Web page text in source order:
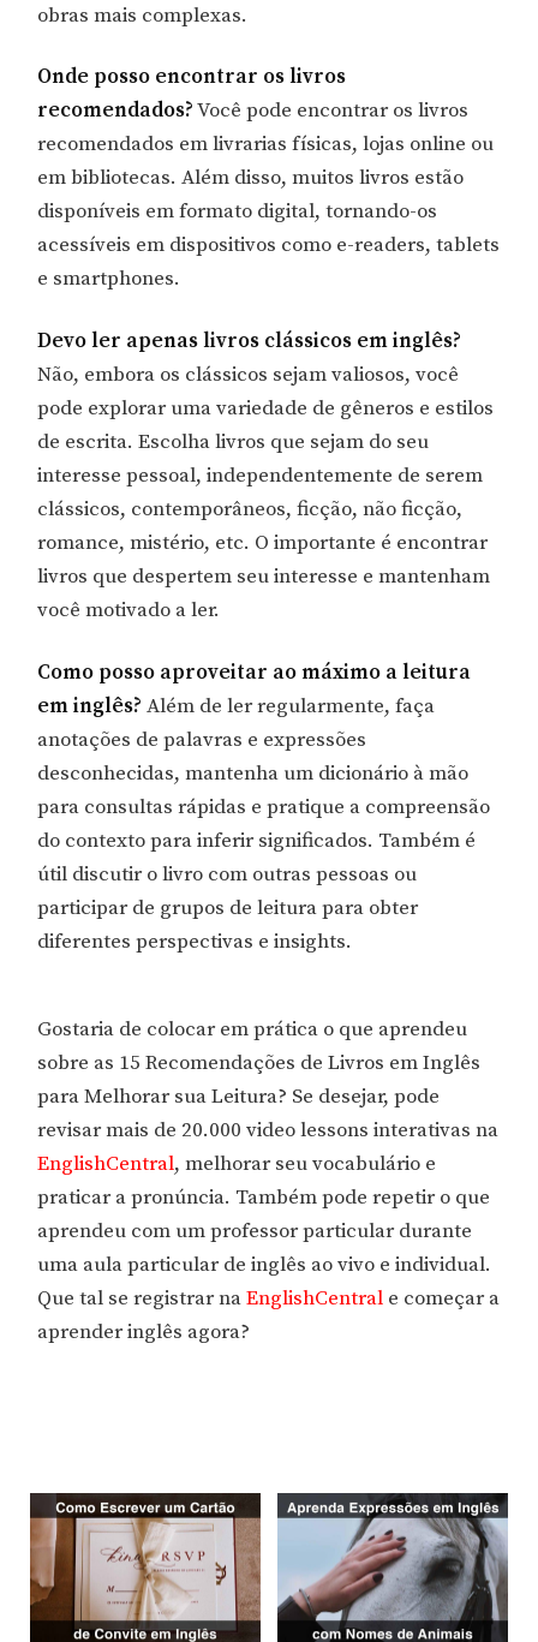
obras mais complexas.
Onde posso encontrar os livros
recomendados?Você pode encontrar os livros
recomendados em livrarias físicas, lojas online ou
em bibliotecas. Além disso, muitos livros estão
disponíveis em formato digital, tornando-os
acessíveis em dispositivos como e-readers, tablets
e smartphones.
Devo ler apenas livros clássicos em inglês?
Não, embora os clássicos sejam valiosos, você
pode explorar uma variedade de gêneros e estilos
de escrita. Escolha livros que sejam do seu
interesse pessoal, independentemente de serem
clássicos, contemporâneos, ficção, não ficção,
romance, mistério, etc. O importante é encontrar
livros que despertem seu interesse e mantenham
você motivado a ler.
Como posso aproveitar ao máximo a leitura
em inglês? Além de ler regularmente, faça
anotações de palavras e expressões
desconhecidas, mantenha um dicionário à mão
para consultas rápidas e pratique a compreensão
do contexto para inferir significados. Também é
útil discutir o livro com outras pessoas ou
participar de grupos de leitura para obter
diferentes perspectivas e insights.
Gostaria de colocar em prática o que aprendeu
sobre as 15 Recomendações de Livros em Inglês
para Melhorar sua Leitura? Se desejar, pode
revisar mais de 20.000 video lessons interativas na
EnglishCentral, melhorar seu vocabulário e
praticar a pronúncia. Também pode repetir o que
aprendeu com um professor particular durante
uma aula particular de inglês ao vivo e individual.
Que tal se registrar naEnglishCentral e começar a
aprender inglês agora?